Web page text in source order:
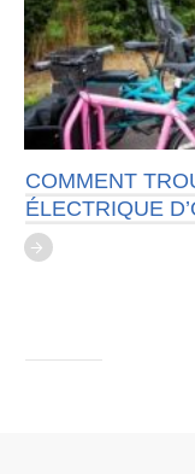
COMMENT
ÉLECTRIQUE